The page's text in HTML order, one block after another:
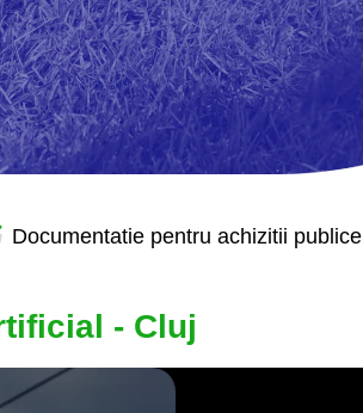
Documentatie pentru achizitii publice
- Cluj